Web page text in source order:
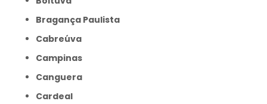
Bragança Paulista
Cabreúva
Campinas
Canguera
Cardeal